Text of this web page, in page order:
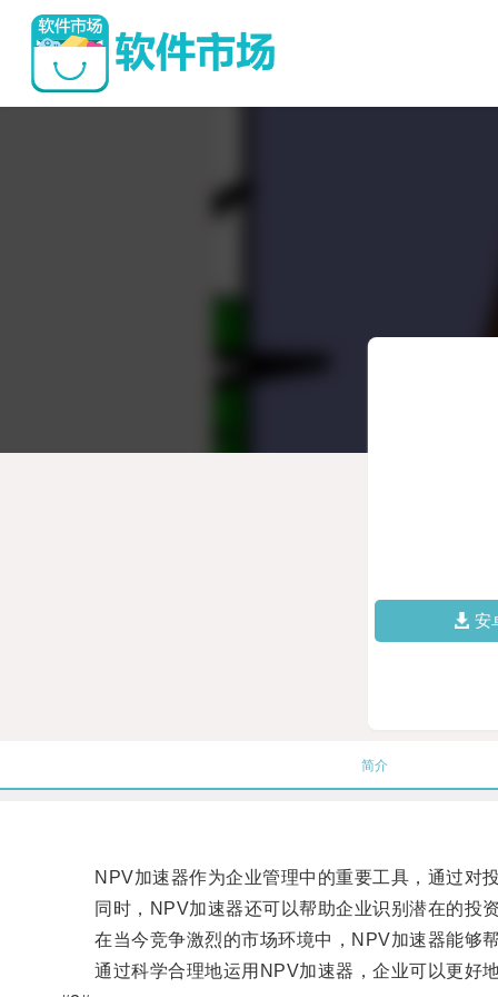
安
简介
NPV加速器作为企业管理中的重要工具，通过对投
同时，NPV加速器还可以帮助企业识别潜在的投
在当今竞争激烈的市场环境中，NPV加速器能够
通过科学合理地运用NPV加速器，企业可以更好